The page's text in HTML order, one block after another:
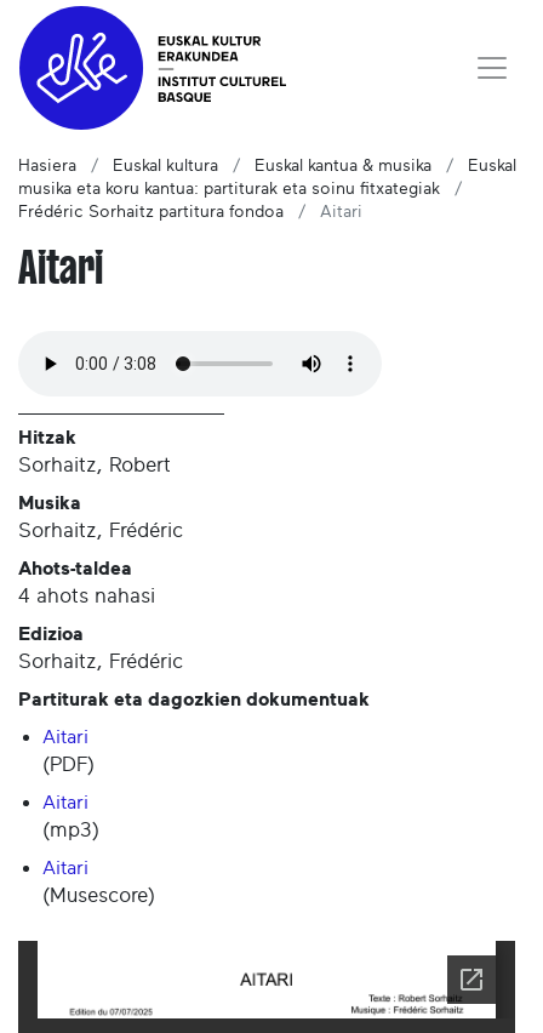
Hasiera Euskal kultura Euskal kantua & musika
Euskal
musika eta koru kantua: partiturak eta soinu fitxategiak
Frédéric Sorhaitz partitura fondoa
Aitari
Aitari
Hitzak
Sorhaitz, Robert
Musika
Sorhaitz, Frédéric
Ahots-taldea
4 ahots nahasi
Edizioa
Sorhaitz, Frédéric
Partiturak eta dagozkien dokumentuak
Aitari
(PDF)
Aitari
(mp3)
Aitari
(Musescore)